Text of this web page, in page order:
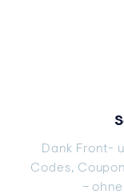
Dank Front-
Codes,
–